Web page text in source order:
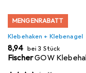
MENGENRABATT
Klebehaken + Klebenagel
EUR
8,94 bei 3 Stück
FischerGOW